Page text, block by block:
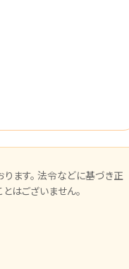
ます。 法令などに基づき正
はございません。